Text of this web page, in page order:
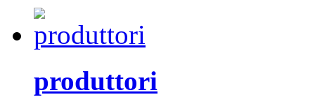
produttori